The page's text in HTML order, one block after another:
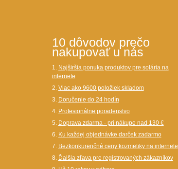
10 dôvodov prečo
nakupovať u nás
1. Najširšia ponuka produktov pre solária na
internete
2. Viac ako 9600 položiek skladom
3. Doručenie do 24 hodín
4. Profesionálne poradenstvo
5. Doprava zdarma - pri nákupe nad 130 €
6. Ku každej objednávke darček zadarmo
7. Bezkonkurenčné ceny kozmetiky na internete
8. Ďalšia zľava pre registrovaných zákazníkov